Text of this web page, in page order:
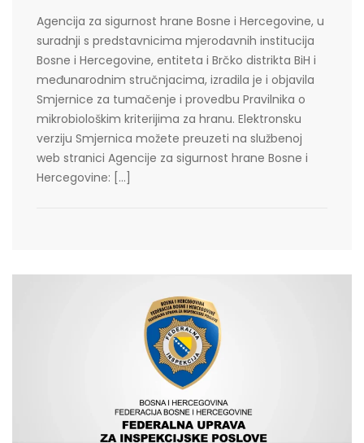
Agencija za sigurnost hrane Bosne i Hercegovine, u
suradnji s predstavnicima mjerodavnih institucija
Bosne i Hercegovine, entiteta i Brčko distrikta BiH i
međunarodnim stručnjacima, izradila je i objavila
Smjernice za tumačenje i provedbu Pravilnika o
mikrobiološkim kriterijima za hranu. Elektronsku
verziju Smjernica možete preuzeti na službenoj
web stranici Agencije za sigurnost hrane Bosne i
Hercegovine: […]